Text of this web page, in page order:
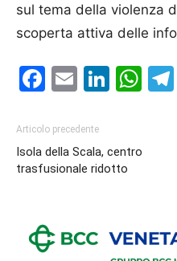
sul tema della violenza
scoperta attiva delle
Facebook
Email
Articolo precedente
Isola della Scala, centro
trasfusionale ridotto